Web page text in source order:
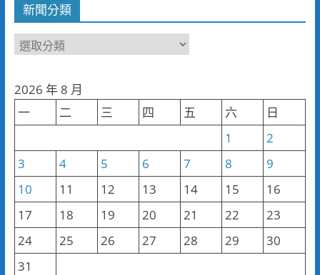
新聞分類
新
類
2026 年 8 月
一
二 三 四 五 六
日
1
2
3
4 5 6 7 8
9
10
11 12 13 14 15
16
17
18 19 20 21 22
23
24
25 26 27 28 29
30
31